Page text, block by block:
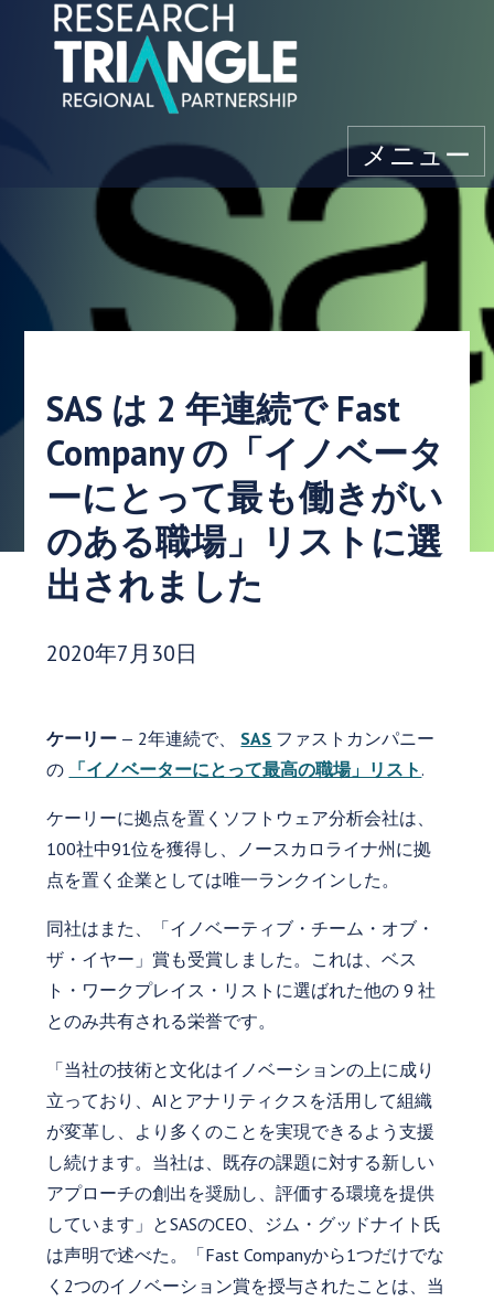
コンテンツにスキップ
メニュー
SAS は 2 年連続で Fast
Company の「イノベータ
ーにとって最も働きがい
のある職場」リストに選
出されました
発行日:
2020年7月30日
ケーリー — 2年連続で、 SAS ファストカンパニー
の
「イノベーターにとって最高の職場」リスト .
ケーリーに拠点を置くソフトウェア分析会社は、
100社中91位を獲得し、ノースカロライナ州に拠
点を置く企業としては唯一ランクインした。
同社はまた、「イノベーティブ・チーム・オブ・
ザ・イヤー」賞も受賞しました。これは、ベス
ト・ワークプレイス・リストに選ばれた他の 9 社
とのみ共有される栄誉です。
「当社の技術と文化はイノベーションの上に成り
立っており、AIとアナリティクスを活用して組織
が変革し、より多くのことを実現できるよう支援
し続けます。当社は、既存の課題に対する新しい
アプローチの創出を奨励し、評価する環境を提供
しています」とSASのCEO、ジム・グッドナイト氏
は声明で述べた。「Fast Companyから1つだけでな
く2つのイノベーション賞を授与されたことは、当